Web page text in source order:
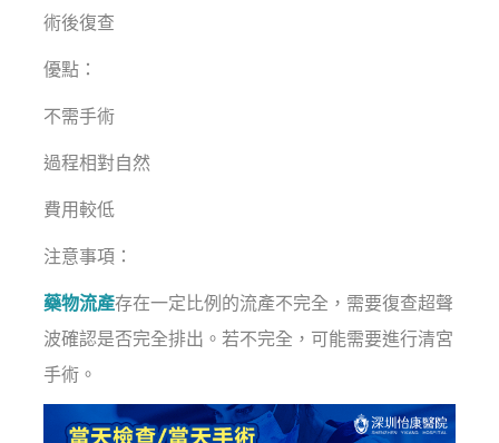
術後復查
優點：
不需手術
過程相對自然
費用較低
注意事項：
藥物流產存在一定比例的流產不完全，需要復查超聲
波確認是否完全排出。若不完全，可能需要進行清宮
手術。